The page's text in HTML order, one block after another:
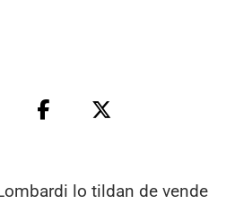
lo tildan de vende